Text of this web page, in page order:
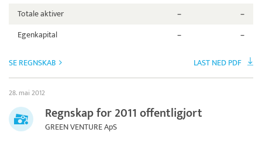
Totale aktiver
–
–
Egenkapital
– –
SE REGNSKAB LAST NED PDF
28. mai 2012
Regnskap for 2011 offentligjort
GREEN VENTURE ApS